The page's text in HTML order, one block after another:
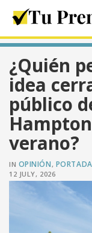
¿Quién
idea
público
verano?
IN OPINIÓN, PORTADA
12 JULY, 2026